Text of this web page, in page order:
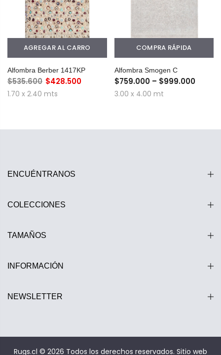
AGREGAR AL CARRO
Alfombra Berber 1417KP
$535.600 $428.500
1.70 x 2.40 mts
COMPRA RÁPIDA
Alfombra Smogen C
$759.000 – $999.000
3.00 x 4.00 mt
ENCUÉNTRANOS
COLECCIONES
TAMAÑOS
INFORMACIÓN
NEWSLETTER
Rugs.cl © 2026 Todos los derechos reservados. Sitio web